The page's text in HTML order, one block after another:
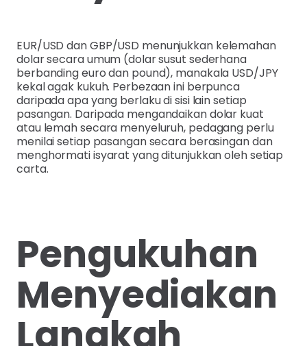
EUR/USD dan GBP/USD menunjukkan kelemahan
dolar secara umum (dolar susut sederhana
berbanding euro dan pound), manakala USD/JPY
kekal agak kukuh. Perbezaan ini berpunca
daripada apa yang berlaku di sisi lain setiap
pasangan. Daripada mengandaikan dolar kuat
atau lemah secara menyeluruh, pedagang perlu
menilai setiap pasangan secara berasingan dan
menghormati isyarat yang ditunjukkan oleh setiap
carta.
Pengukuhan
Menyediakan
Langkah